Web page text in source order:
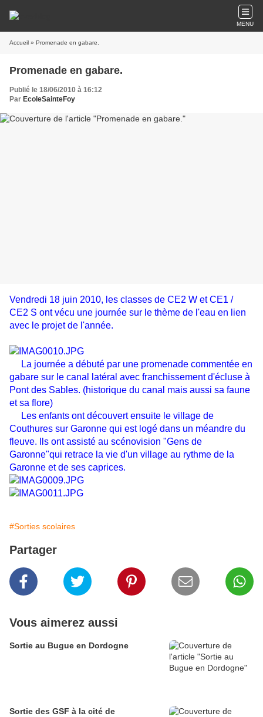
MENU
Accueil » Promenade en gabare.
Promenade en gabare.
Publié le 18/06/2010 à 16:12
Par EcoleSainteFoy
Vendredi 18 juin 2010, les classes de CE2 W et CE1 /
CE2 S ont vécu une journée sur le thème de l'eau en lien
avec le projet de l'année.
La journée a débuté par une promenade commentée en
gabare sur le canal latéral avec franchissement d'écluse à
Pont des Sables. (historique du canal mais aussi sa faune
et sa flore)
Les enfants ont découvert ensuite le village de
Couthures sur Garonne qui est logé dans un méandre du
fleuve. Ils ont assisté au scénovision "Gens de
Garonne"qui retrace la vie d'un village au rythme de la
Garonne et de ses caprices.
#Sorties scolaires
Partager
Vous aimerez aussi
Sortie au Bugue en Dordogne
Sortie des GSF à la cité de